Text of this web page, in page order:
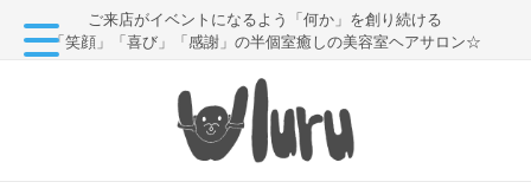
ご来店がイベントになるよう「何か」を創り続ける
「笑顔」「喜び」「感謝」の半個室癒しの美容室ヘアサロン☆